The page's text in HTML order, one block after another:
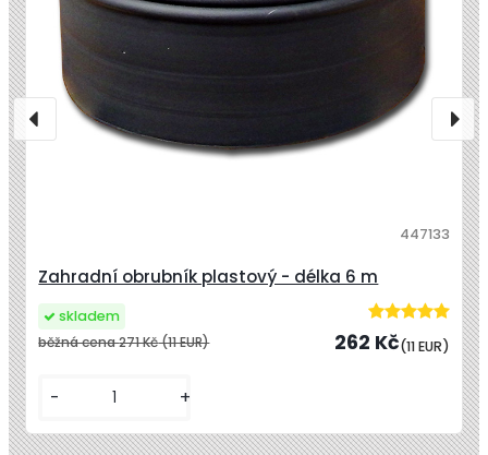
Zahradní obrubník plastový - délka 6 m
447133
běžná cena271 Kč(11 EUR) 262 Kč(11 EUR)
- +
skladem